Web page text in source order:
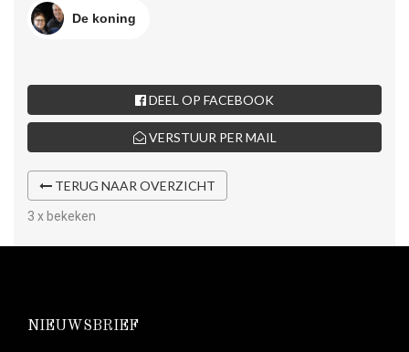
De koning
DEEL OP FACEBOOK
VERSTUUR PER MAIL
TERUG NAAR OVERZICHT
3 x bekeken
NIEUWSBRIEF